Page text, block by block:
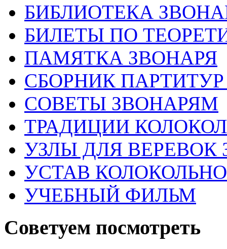
БИБЛИОТЕКА
БИЛЕТЫ ПО
ПАМЯТКА ЗВОНАРЯ
СБОРНИК
СОВЕТЫ ЗВОНАРЯМ
ТРАДИЦИИ
УЗЛЫ ДЛЯ ВЕРЕВОК
УСТАВ
УЧЕБНЫЙ ФИЛЬМ
Советуем посмотреть